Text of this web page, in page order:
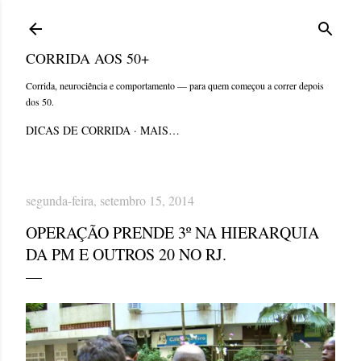
CORRIDA AOS 50+
Corrida, neurociência e comportamento — para quem começou a correr depois
dos 50.
DICAS DE CORRIDA MAIS…
segunda-feira, setembro 15, 2014
OPERAÇÃO PRENDE 3º NA HIERARQUIA
DA PM E OUTROS 20 NO RJ.